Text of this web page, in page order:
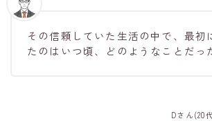
その信頼していた生活の中で、最初
たのはいつ頃、どのようなことだっ
Dさん(20